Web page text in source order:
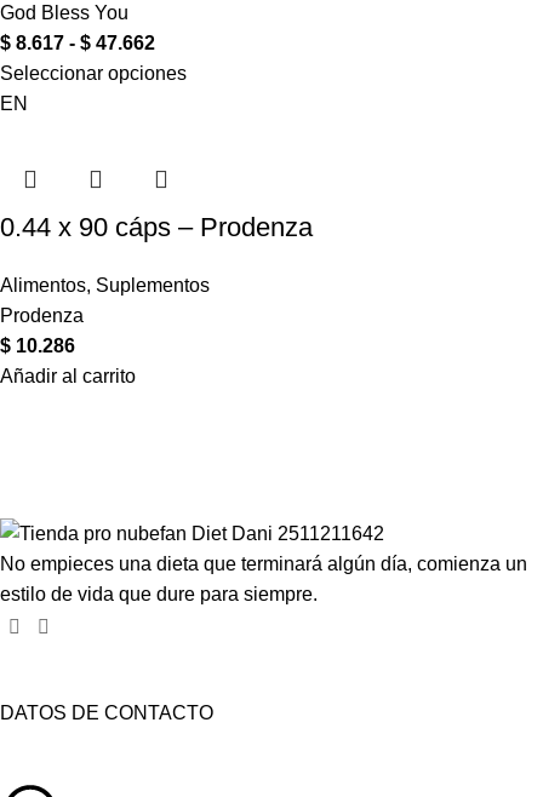
God Bless You
$ 8.617 - $ 47.662
Seleccionar opciones
EN
0.44 x 90 cáps – Prodenza
Alimentos, Suplementos
Prodenza
$ 10.286
Añadir al carrito
No empieces una dieta que terminará algún día, comienza un
estilo de vida que dure para siempre.
DATOS DE CONTACTO